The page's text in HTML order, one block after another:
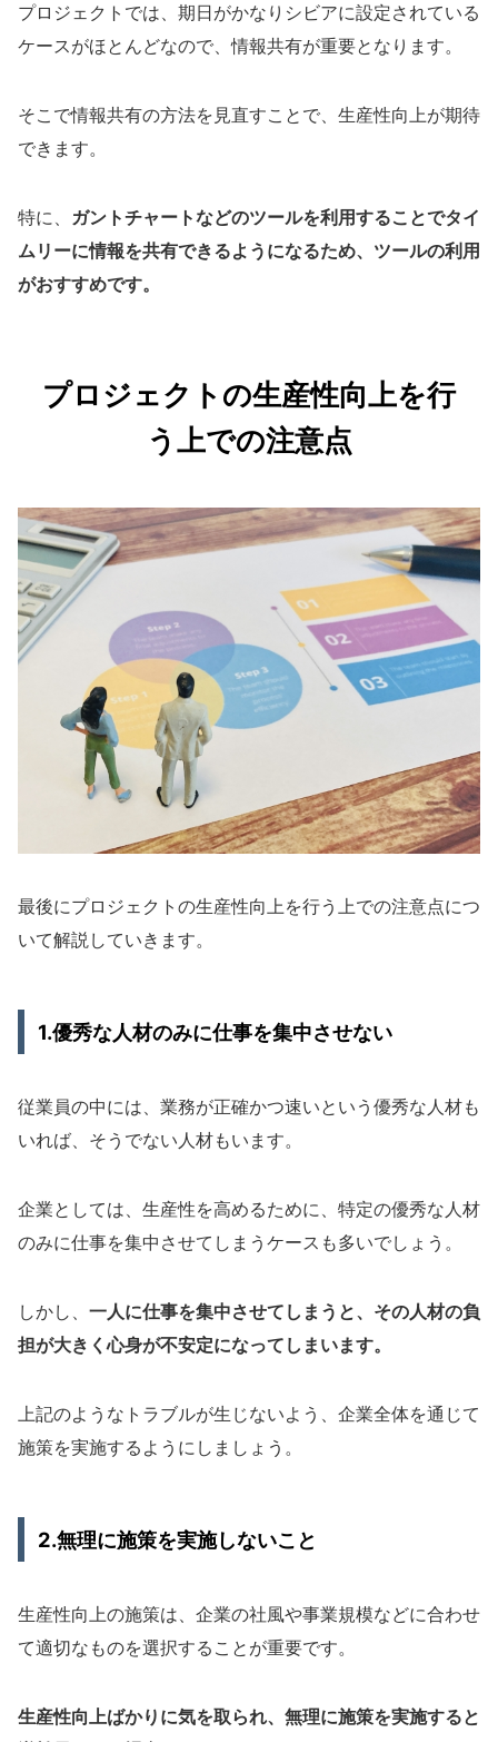
プロジェクトでは、期日がかなりシビアに設定されている
ケースがほとんどなので、情報共有が重要となります。
そこで情報共有の方法を見直すことで、生産性向上が期待
できます。
特に、 ガントチャートなどのツールを利用することでタイ
ムリーに情報を共有できるようになるため、ツールの利用
がおすすめです。
プロジェクトの生産性向上を行
う上での注意点
最後にプロジェクトの生産性向上を行う上での注意点につ
いて解説していきます。
1.優秀な人材のみに仕事を集中させない
従業員の中には、業務が正確かつ速いという優秀な人材も
いれば、そうでない人材もいます。
企業としては、生産性を高めるために、特定の優秀な人材
のみに仕事を集中させてしまうケースも多いでしょう。
しかし、 一人に仕事を集中させてしまうと、その人材の負
担が大きく心身が不安定になってしまいます。
上記のようなトラブルが生じないよう、企業全体を通じて
施策を実施するようにしましょう。
2.無理に施策を実施しないこと
生産性向上の施策は、企業の社風や事業規模などに合わせ
て適切なものを選択することが重要です。
生産性向上ばかりに気を取られ、無理に施策を実施すると